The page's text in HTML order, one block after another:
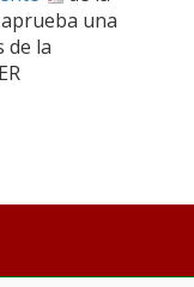
una
de la